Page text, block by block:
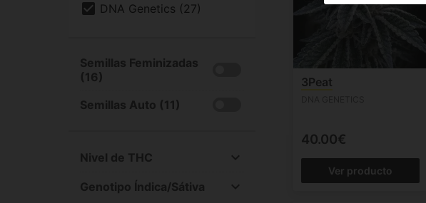
DNA Genetics (27)
Semillas Feminizadas
(16)
Semillas Auto (11)
Nivel de THC
Alto (15-25%) (23)
Genotipo Índica/Sátiva
3Peat
40.00€
Ver producto